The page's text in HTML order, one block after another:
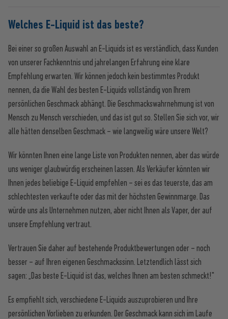
Welches E-Liquid ist das beste?
Bei einer so großen Auswahl an E-Liquids ist es verständlich, dass Kunden
von unserer Fachkenntnis und jahrelangen Erfahrung eine klare
Empfehlung erwarten. Wir können jedoch kein bestimmtes Produkt
nennen, da die Wahl des besten E-Liquids vollständig von Ihrem
persönlichen Geschmack abhängt. Die Geschmackswahrnehmung ist von
Mensch zu Mensch verschieden, und das ist gut so. Stellen Sie sich vor, wir
alle hätten denselben Geschmack – wie langweilig wäre unsere Welt?
Wir könnten Ihnen eine lange Liste von Produkten nennen, aber das würde
uns weniger glaubwürdig erscheinen lassen. Als Verkäufer könnten wir
Ihnen jedes beliebige E-Liquid empfehlen – sei es das teuerste, das am
schlechtesten verkaufte oder das mit der höchsten Gewinnmarge. Das
würde uns als Unternehmen nutzen, aber nicht Ihnen als Vaper, der auf
unsere Empfehlung vertraut.
Vertrauen Sie daher auf bestehende Produktbewertungen oder – noch
besser – auf Ihren eigenen Geschmackssinn. Letztendlich lässt sich
sagen: „Das beste E-Liquid ist das, welches Ihnen am besten schmeckt!"
Es empfiehlt sich, verschiedene E-Liquids auszuprobieren und Ihre
persönlichen Vorlieben zu erkunden. Der Geschmack kann sich im Laufe